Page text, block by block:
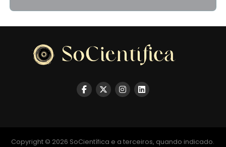
Copyright © 2026 SoCientífica e a terceiros, quando indicado.